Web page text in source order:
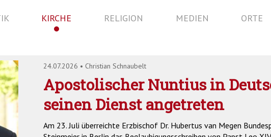
KIRCHE RELIGION MEDIEN ORTE
24.07.2026 • Christian Schnaubelt
Apostolischer Nuntius in
seinen Dienst angetreten
Am 23. Juli überreichte Erzbischof Dr. Hubertus van Megen